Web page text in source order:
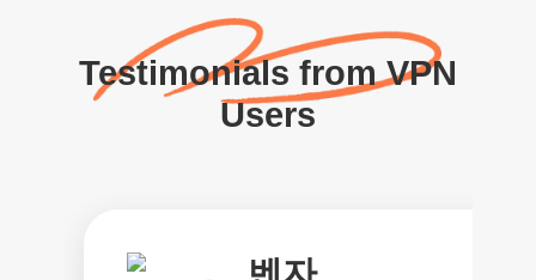
Testimonials from VPN
Users